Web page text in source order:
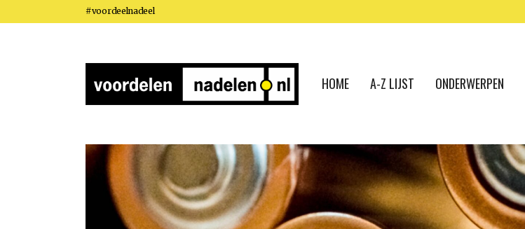
#voordeelnadeel
HOME A-Z LIJST ONDERWERPEN